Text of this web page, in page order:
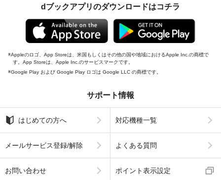
dブックアプリのダウンロードはコチラ
Appleのロゴ、App Storeは、米国もしくはその他の国や地域におけるApple Inc.の商標で
す。App Storeは、Apple Inc.のサービスマークです。
Google Play および Google Play ロゴは Google LLC の商標です。
サポート情報
はじめての方へ 対応機種一覧
メールサービス登録/解除 よくある質問
お問い合わせ ポイント表示設定